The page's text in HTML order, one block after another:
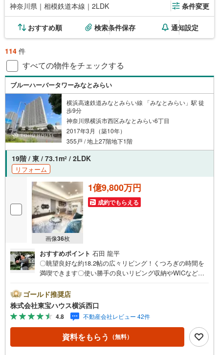
神奈川県｜相模鉄道本線｜2LDK 条件変更
おすすめ順 検索条件保存 通知設定
114 件
すべての物件をチェックする
ブルーハーバータワーみなとみらい
横浜高速鉄道みなとみらい線 「みなとみらい」駅 徒
歩9分
神奈川県横浜市西区みなとみらい6丁目
2017年3月（築10年）
355戸 / 地上27階地下1階
19階 / 東 / 73.1m2 / 2LDK
リフォーム
画像36枚
1億9,800万円
成約でもらえる
おすすめポイント 石田 龍平
〇眺望良好な約18.2帖の広々リビング！くつろぎの時間を
満喫できます〇使い勝手の良いリビング収納やWICなど豊
の暮らしを叶えられます（細則有り）ーーーーYahoo！ 不
動産キャンペーン対象店舗ーーーー当店で物件を成約する
とPayPayボーナスライトがもらえる「Yahoo！ 不動産 物
件ご成約キャンペーン」の対象になります。「資料をもら
う」「見学予約をする」ボタンからお問い合わせくださ
い。※必ずYahoo！ JAPAN IDでログインしてください。※P
ゴールド推奨店
株式会社東宝ハウス横浜西口
4.8 不動産会社レビュー 42件
資料をもらう （無料）